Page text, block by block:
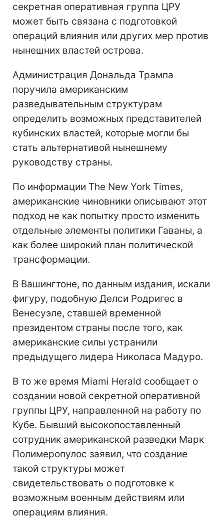
секретная оперативная группа ЦРУ
может быть связана с подготовкой
операций влияния или других мер против
нынешних властей острова.
Администрация Дональда Трампа
поручила американским
разведывательным структурам
определить возможных представителей
кубинских властей, которые могли бы
стать альтернативой нынешнему
руководству страны.
По информации The New York Times,
американские чиновники описывают этот
подход не как попытку просто изменить
отдельные элементы политики Гаваны, а
как более широкий план политической
трансформации.
В Вашингтоне, по данным издания, искали
фигуру, подобную Делси Родригес в
Венесуэле, ставшей временной
президентом страны после того, как
американские силы устранили
предыдущего лидера Николаса Мадуро.
В то же время Miami Herald сообщает о
создании новой секретной оперативной
группы ЦРУ, направленной на работу по
Кубе. Бывший высокопоставленный
сотрудник американской разведки Марк
Полимеропулос заявил, что создание
такой структуры может
свидетельствовать о подготовке к
возможным военным действиям или
операциям влияния.